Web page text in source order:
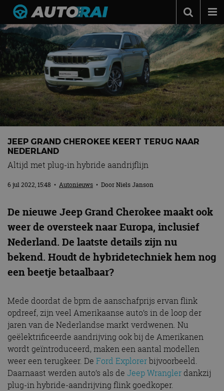
Autonieuws
Podcast
Autotests
Automerken
Adverteren
Contact
MotorRAI.nl
JEEP GRAND CHEROKEE KEERT TERUG NAAR
NEDERLAND
Altijd met plug-in hybride aandrijflijn
6 jul 2022, 15:48 • Autonieuws • DoorNiels Janson
De nieuwe Jeep Grand Cherokee maakt ook
weer de oversteek naar Europa, inclusief
Nederland. De laatste details zijn nu
bekend. Houdt de hybridetechniek hem nog
een beetje betaalbaar?
Mede doordat de bpm de aanschafprijs ervan flink
opdreef, zijn veel Amerikaanse auto’s in de loop der
jaren van de Nederlandse markt verdwenen. Nu
geëlektrificeerde aandrijving ook bij de Amerikanen
wordt geïntroduceerd, maken een aantal modellen
weer een terugkeer. De Ford Explorerbijvoorbeeld.
Daarnaast werden auto’s als de Jeep Wranglerdankzij
plug-in hybride-aandrijving flink goedkoper.